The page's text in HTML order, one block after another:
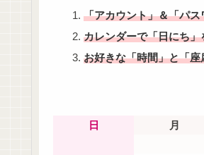
「アカウント」＆「パ
カレンダーで「日にち」
お好きな「時間」と「座
日 月